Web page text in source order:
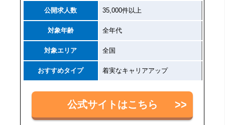
公開求人数 35,000件以上
対象年齢 全年代
対象エリア 全国
おすすめタイプ 着実なキャリアアップ
公式サイトはこちら